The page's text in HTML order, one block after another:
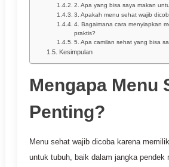
2. Apa yang bisa saya makan
3. Apakah menu sehat wajib
4. Bagaimana cara menyiapkan
praktis?
5. Apa camilan sehat yang bisa
Kesimpulan
Mengapa Menu
Penting?
Menu sehat wajib dicoba karena
untuk tubuh, baik dalam jangka pendek